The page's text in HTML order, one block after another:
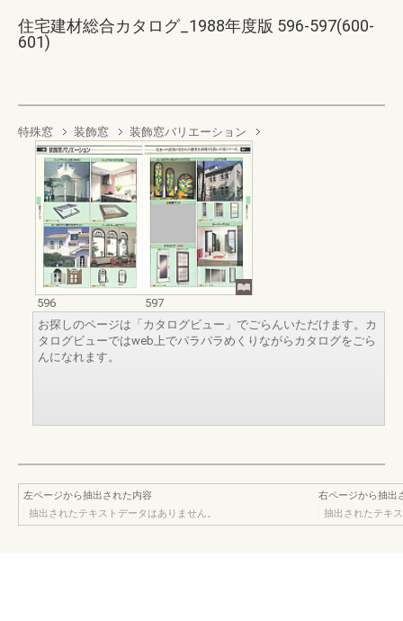
住宅建材総合カタログ_1988年度版 596-597(600-
601)
特殊窓 装飾窓 装飾窓バリエーション
596
597
お探しのページは「カタログビュー」でごらんいただけます。カ
タログビューではweb上でパラパラめくりながらカタログをごら
んになれます。
左ページから抽出された内容
抽出されたテキストデータはありません。
右ページから抽出
抽出されたテキ